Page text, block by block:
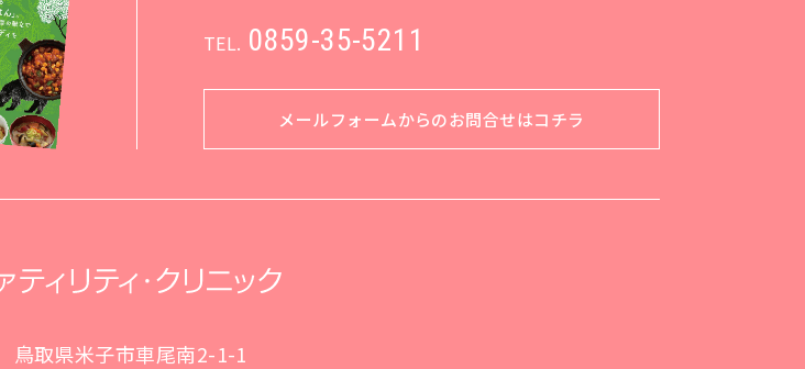
TEL. 0859-35-5211
メールフォームからのお問合せはコチラ
取県米子市車尾南2-1-1